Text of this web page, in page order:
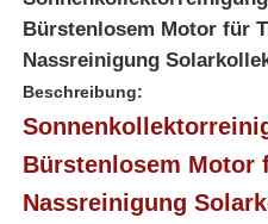
Startseite
Produkte
Bürstenlosem Motor für
Nassreinigung
Beschreibung:
Bürstenlosem Motor
Nassreinigung